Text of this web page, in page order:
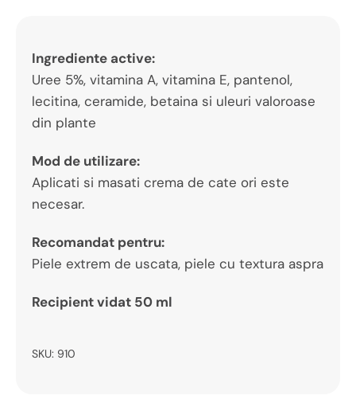
Ingrediente active:
Uree 5%, vitamina A, vitamina E, pantenol,
lecitina, ceramide, betaina si uleuri valoroase
din plante
Mod de utilizare:
Aplicati si masati crema de cate ori este
necesar.
Recomandat pentru:
Piele extrem de uscata, piele cu textura aspra
Recipient vidat 50 ml
SKU: 910